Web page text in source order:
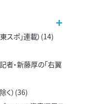
スポ」連載）(14)
者・新藤厚の「右翼
く）(36)